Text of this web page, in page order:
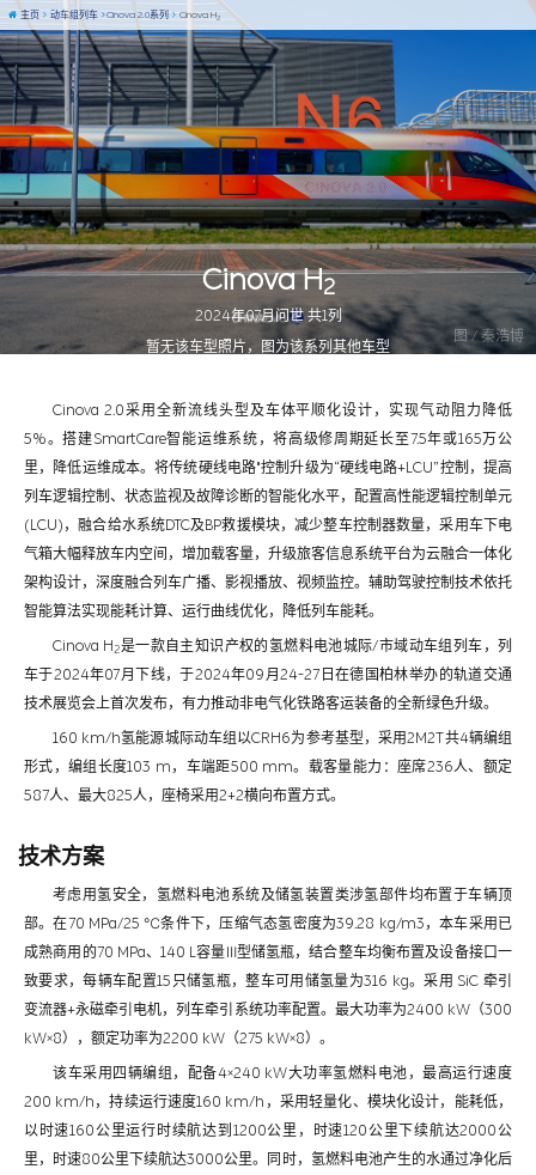
图 / 秦浩博
Cinova H2
2024年07月问世 共1列
暂无该车型照片，图为该系列其他车型
主页 动车组列车 Cinova 2.0系列 Cinova H2
Cinova 2.0采用全新流线头型及车体平顺化设计，实现气动阻力降低
5%。搭建SmartCare智能运维系统，将高级修周期延长至7.5年或165万公
里，降低运维成本。将传统硬线电路"控制升级为“硬线电路+LCU”控制，提高
列车逻辑控制、状态监视及故障诊断的智能化水平，配置高性能逻辑控制单元
(LCU)，融合给水系统DTC及BP救援模块，减少整车控制器数量，采用车下电
气箱大幅释放车内空间，增加载客量，升级旅客信息系统平台为云融合一体化
架构设计，深度融合列车广播、影视播放、视频监控。辅助驾驶控制技术依托
智能算法实现能耗计算、运行曲线优化，降低列车能耗。
Cinova H 2是一款自主知识产权的氢燃料电池城际/市域动车组列车，列
车于2024年07月下线，于2024年09月24-27日在德国柏林举办的轨道交通
技术展览会上首次发布，有力推动非电气化铁路客运装备的全新绿色升级。
160 km/h氢能源城际动车组以CRH6为参考基型，采用2M2T共4辆编组
形式，编组长度103 m，车端距500 mm。载客量能力：座席236人、额定
587人、最大825人，座椅采用2+2横向布置方式。
技术方案
考虑用氢安全，氢燃料电池系统及储氢装置类涉氢部件均布置于车辆顶
部。在70 MPa/25 ℃条件下，压缩气态氢密度为39.28 kg/m3，本车采用已
成熟商用的70 MPa、140 L容量Ⅲ型储氢瓶，结合整车均衡布置及设备接口一
致要求，每辆车配置15只储氢瓶，整车可用储氢量为316 kg。采用 SiC 牵引
变流器+永磁牵引电机，列车牵引系统功率配置。最大功率为2400 kW（300
kW×8），额定功率为2200 kW（275 kW×8）。
该车采用四辆编组，配备4×240 kW大功率氢燃料电池，最高运行速度
200 km/h，持续运行速度160 km/h，采用轻量化、模块化设计，能耗低，
以时速160公里运行时续航达到1200公里，时速120公里下续航达2000公
里，时速80公里下续航达3000公里。同时，氢燃料电池产生的水通过净化后